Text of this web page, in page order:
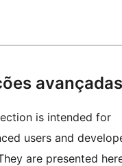
avançadas
is intended for
users and
are presented